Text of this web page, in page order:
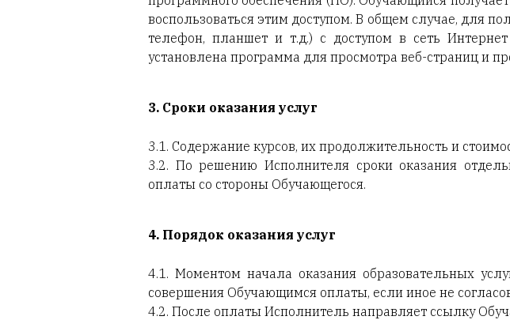
воспользоваться этим доступом. В общем случае, для
телефон, планшет и т.д.) с доступом в сеть
установлена программа для просмотра веб-страниц и
3. Сроки оказания услуг
3.1. Содержание курсов, их продолжительность и
3.2. По решению Исполнителя сроки оказания
оплаты со стороны Обучающегося.
4. Порядок оказания услуг
4.1. Моментом начала оказания образовательных
совершения Обучающимся оплаты, если иное не
4.2. После оплаты Исполнитель направляет ссылку